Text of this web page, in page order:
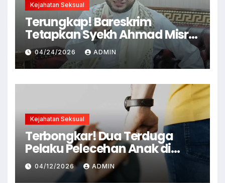
Kejahatan Seksual
Terungkap! Bareskrim
Tetapkan Syekh Ahmad Misry
Tersangka, Kasus Dugaan
Pelecehan Seksual
04/24/2026 ADMIN
Kejahatan Seksual
Terbongkar! Dua Terduga
Pelaku Pelecehan Anak di
Cianjur Ditangkap Polisi
04/12/2026 ADMIN